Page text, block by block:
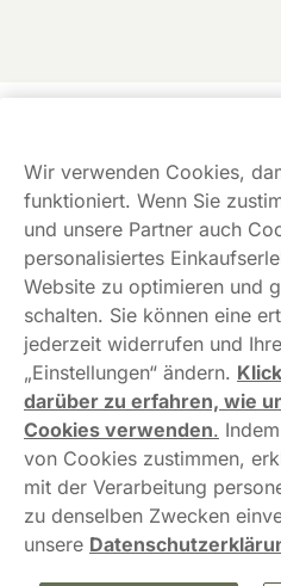
Mo-Do: 08-17 Uhr
Links
Über uns
Wir verwenden Cookies,
funktioniert. Wenn Sie
und unsere Partner auch
personalisiertes
Website zu optimieren und
schalten. Sie können eine
jederzeit widerrufen und
„Einstellungen“ ändern.
darüber zu erfahren, wie
Cookies verwenden.
von Cookies zustimmen,
mit der Verarbeitung
zu denselben Zwecken
unsere